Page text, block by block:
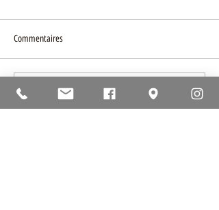
Commentaires
Rédigez un commentaire...